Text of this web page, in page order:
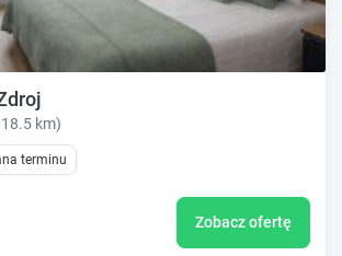
km)
terminu
Zobacz ofertę